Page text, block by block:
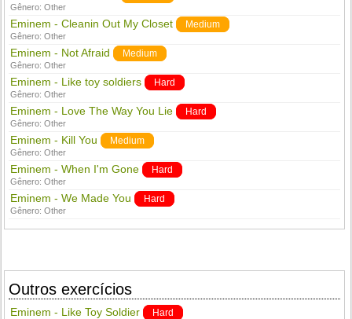
Gênero:Other
Eminem - Cleanin Out My Closet Medium
Gênero:Other
Eminem - Not Afraid Medium
Gênero:Other
Eminem - Like toy soldiers Hard
Gênero:Other
Eminem - Love The Way You Lie Hard
Gênero:Other
Eminem - Kill You Medium
Gênero:Other
Eminem - When I'm Gone Hard
Gênero:Other
Eminem - We Made You Hard
Gênero:Other
Outros exercícios
Eminem - Like Toy Soldier Hard